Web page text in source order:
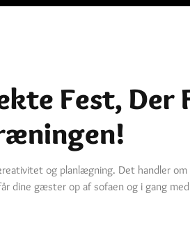
Fest, Der
og planlægning. Det handler
dine gæster op af sofaen og i gang